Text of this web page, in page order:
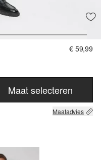
€ 59,99
Maat selecteren
Maatadvies